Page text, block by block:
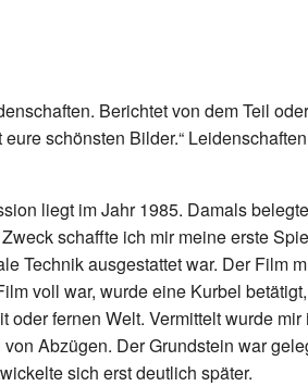
Berichtet von dem Teil
schönsten Bilder.“
liegt im Jahr 1985. Damals
schaffte ich mir meine erste
Technik ausgestattet war. Der Film
voll war, wurde eine Kurbel
fernen Welt. Vermittelt wurde
Abzügen. Der Grundstein war
sich erst deutlich später.